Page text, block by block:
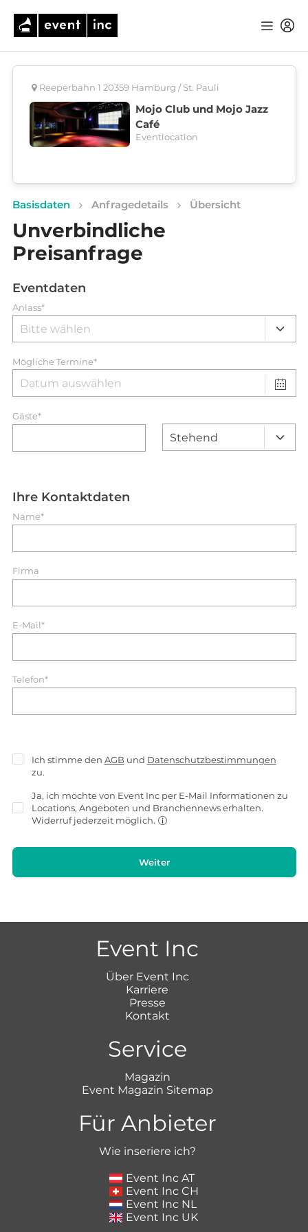
Reeperbahn 1 20359 Hamburg / St. Pauli
Mojo Club und Mojo Jazz
Café
Eventlocation
Basisdaten Anfragedetails Übersicht
Unverbindliche
Preisanfrage
Eventdaten
Anlass*
Mögliche Termine*
Gäste*
Ihre Kontaktdaten
Name*
Firma
E-Mail*
Telefon*
Ich stimme den AGB und Datenschutzbestimmungen
zu.
Ja, ich möchte von Event Inc per E-Mail Informationen zu
Locations, Angeboten und Branchennews erhalten.
Widerruf jederzeit möglich.
Weiter
Event Inc
Über Event Inc
Karriere
Presse
Kontakt
Service
Magazin
Event Magazin Sitemap
Für Anbieter
Wie inseriere ich?
Event Inc AT
Event Inc CH
Event Inc NL
Event Inc UK